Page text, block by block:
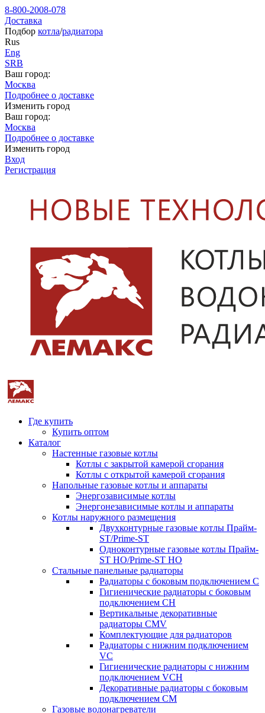
8-800-2008-078
Доставка
Подбор котла/радиатора
Rus
Eng
SRB
Ваш город:
Москва
Подробнее о доставке
Изменить город
Ваш город:
Москва
Подробнее о доставке
Изменить город
Вход
Регистрация
Где купить
Купить оптом
Каталог
Настенные газовые котлы
Котлы с закрытой камерой сгорания
Котлы с открытой камерой сгорания
Напольные газовые котлы и аппараты
Энергозависимые котлы
Энергонезависимые котлы и аппараты
Котлы наружного размещения
Двухконтурные газовые котлы Прайм-
ST/Prime-ST
Одноконтурные газовые котлы Прайм-
ST HO/Prime-ST HO
Стальные панельные радиаторы
Радиаторы c боковым подключением C
Гигиенические радиаторы c боковым
подключением CH
Вертикальные декоративные
радиаторы CMV
Комплектующие для радиаторов
Радиаторы c нижним подключением
VC
Гигиенические радиаторы c нижним
подключением VCH
Декоративные радиаторы с боковым
подключением CM
Газовые водонагреватели